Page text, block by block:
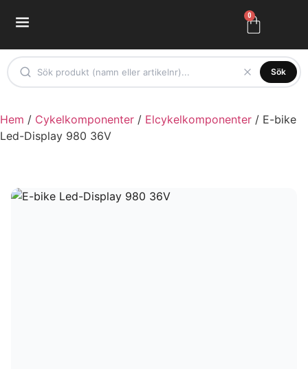
0
Sök
Hem / Cykelkomponenter / Elcykelkomponenter / E-bike
Led-Display 980 36V